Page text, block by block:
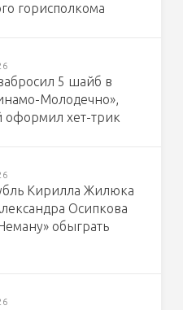
горисполкома
5 шайб в
Молодечно»,
оформил хет-трик
Кирилла Жилюка
Осипкова
обыграть